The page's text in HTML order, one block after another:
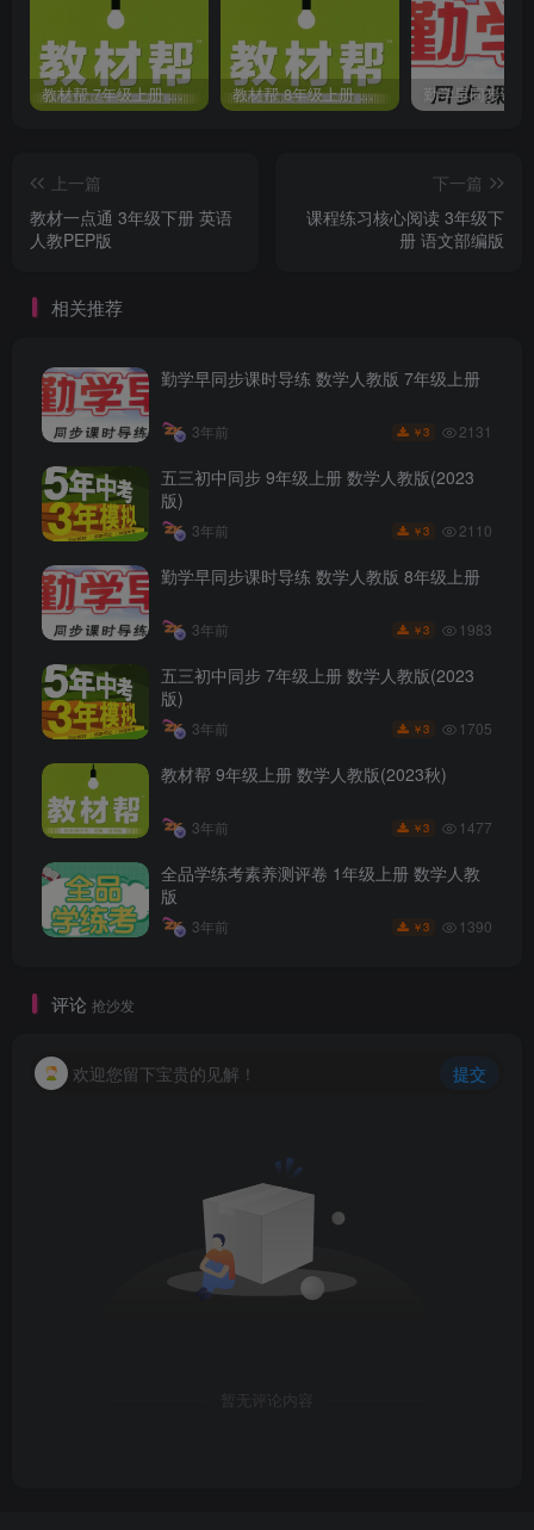
教材帮 7年级上册 语文人教版(2023秋) 教材帮 8年级上册 语文人教版(2023秋)
上一篇
教材一点通 3年级下册 英语
人教PEP版
下一篇
课程练习核心阅读 3年级下
册 语文部编版
相关推荐
勤学早同步课时导练 数学人教版 7年级上册
3年前 ￥3 2131
五三初中同步 9年级上册 数学人教版(2023
版)
3年前 ￥3 2110
勤学早同步课时导练 数学人教版 8年级上册
3年前 ￥3 1983
五三初中同步 7年级上册 数学人教版(2023
版)
3年前 ￥3 1705
教材帮 9年级上册 数学人教版(2023秋)
3年前 ￥3 1477
全品学练考素养测评卷 1年级上册 数学人教
版
3年前 ￥3 1390
评论 抢沙发
欢迎您留下宝贵的见解！ 提交
暂无评论内容